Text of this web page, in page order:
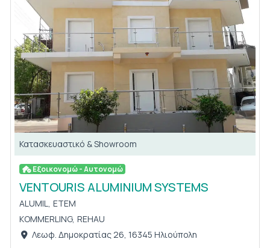
Κατασκευαστικό & Showroom
Εξοικονομώ - Αυτονομώ
VENTOURIS ALUMINIUM SYSTEMS
ALUMIL, ETEM
KOMMERLING, REHAU
Λεωφ. Δημοκρατίας 26, 16345 Ηλιούπολη